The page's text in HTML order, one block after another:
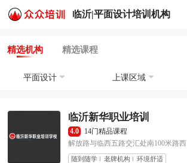
临沂|平面设计培训 机构
精选机构 精选课程
平面设计 上课区域
临沂新华职业培训
4.0
14门精品课程
解放路与临西五路交汇处南100米路西
随到随学 老牌机构 环境舒适